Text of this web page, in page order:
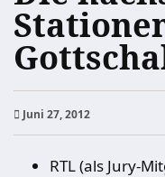
Juni 27, 2012
RTL (als Jury-